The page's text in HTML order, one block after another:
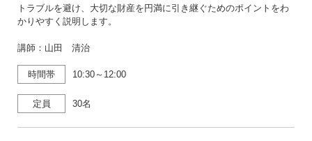
トラブルを避け、大切な財産を円満に引き継ぐためのポイントをわ
かりやすく説明します。
講師：山田 清治
時間帯 10:30～12:00
定員 30名